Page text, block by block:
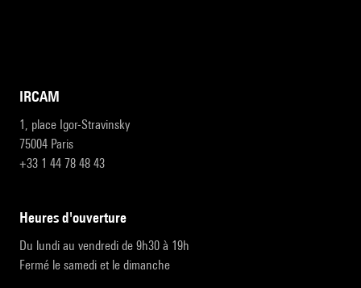
IRCAM
1, place Igor-Stravinsky
75004 Paris
+33 1 44 78 48 43
heures d'ouverture
Du lundi au vendredi de 9h30 à 19h
Fermé le samedi et le dimanche